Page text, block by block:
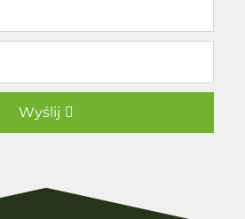
Wyślij